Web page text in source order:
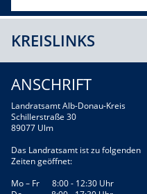
KREISLINKS
ANSCHRIFT
Landratsamt Alb-Donau-Kreis
Schillerstraße 30
89077 Ulm
Das Landratsamt ist zu folgenden
Zeiten geöffnet:
Mo – Fr 8:00 - 12:30 Uhr